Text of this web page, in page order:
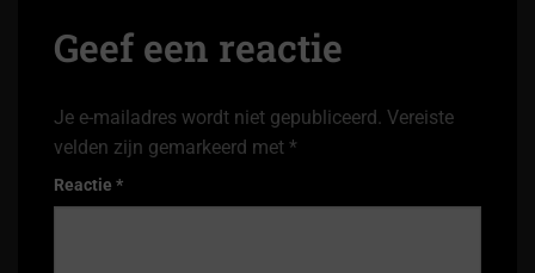
Geef een reactie
Je e-mailadres wordt niet gepubliceerd. Vereiste
velden zijn gemarkeerd met *
Reactie *